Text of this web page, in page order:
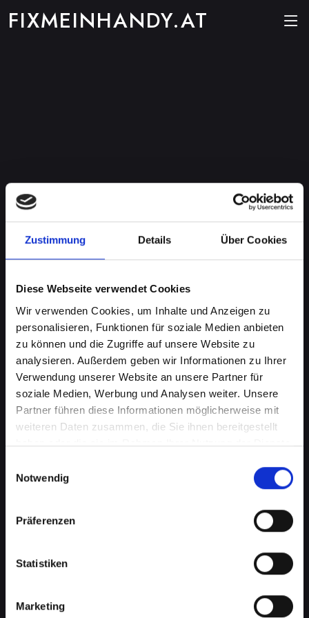
Zustimmung Details Über Cookies
Diese Webseite verwendet Cookies
Wir verwenden Cookies, um Inhalte und Anzeigen zu
personalisieren, Funktionen für soziale Medien anbieten
zu können und die Zugriffe auf unsere Website zu
analysieren. Außerdem geben wir Informationen zu Ihrer
Verwendung unserer Website an unsere Partner für
soziale Medien, Werbung und Analysen weiter. Unsere
Partner führen diese Informationen möglicherweise mit
weiteren Daten zusammen, die Sie ihnen bereitgestellt
haben oder die sie im Rahmen Ihrer Nutzung der Dienste
Notwendig
Präferenzen
Statistiken
Marketing
FIXMEINHANDY.AT
Ladebuchsenprobleme bei
Ihrem IPHONE-12-PRO in Bad-
schönau? Schnelle Reparatur
Ein häufiges Problem bei Smartphones ist die
bedeuten, dass Ihr IPHONE-12-PRO nicht mehr